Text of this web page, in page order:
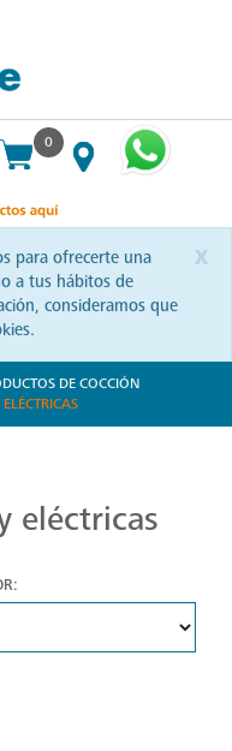
0
x
para ofrecerte una
a tus hábitos de
consideramos que
DE COCCIÓN
eléctricas